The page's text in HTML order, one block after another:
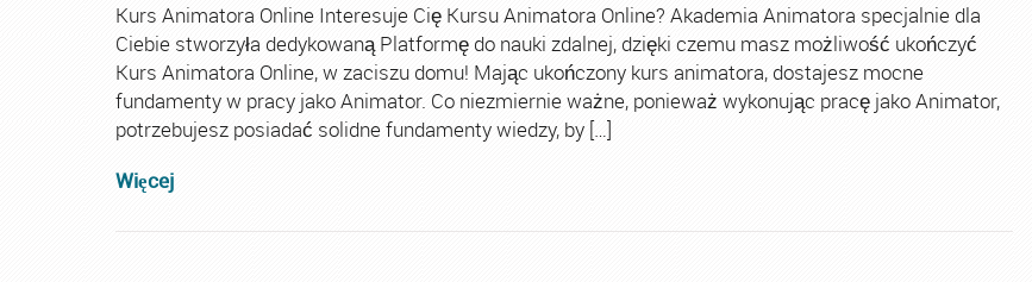
Kurs Animatora Online Interesuje Cię Kursu Animatora Online? Akademia Animatora specjalnie dla
Ciebie stworzyła dedykowaną Platformę do nauki zdalnej, dzięki czemu masz możliwość ukończyć
Kurs Animatora Online, w zaciszu domu! Mając ukończony kurs animatora, dostajesz mocne
fundamenty w pracy jako Animator. Co niezmiernie ważne, ponieważ wykonując pracę jako Animator,
potrzebujesz posiadać solidne fundamenty wiedzy, by […]
Więcej